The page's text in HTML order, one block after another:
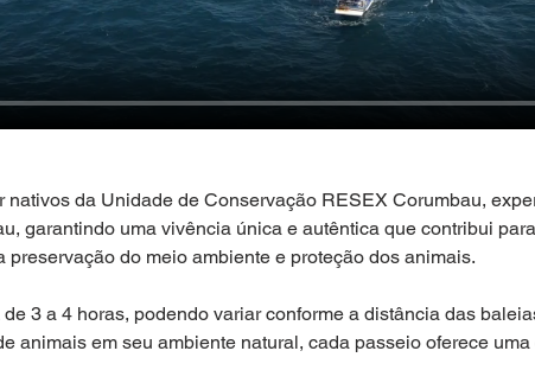
da Unidade de Conservação RESEX Corumbau,
garantindo uma vivência única e autêntica que contribui
preservação do meio ambiente e proteção dos animais.
3 a 4 horas, podendo variar conforme a distância das
animais em seu ambiente natural, cada passeio oferece